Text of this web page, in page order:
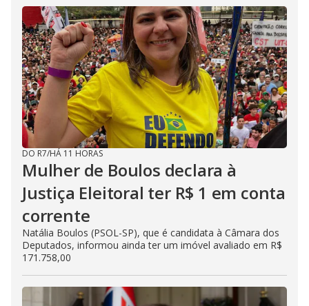
DO R7/HÁ 11 HORAS
Mulher de Boulos declara à
Justiça Eleitoral ter R$ 1 em conta
corrente
Natália Boulos (PSOL-SP), que é candidata à Câmara dos
Deputados, informou ainda ter um imóvel avaliado em R$
171.758,00